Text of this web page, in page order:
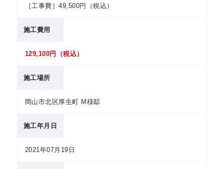
［工事費］49,500円（税込）
施工費用
129,100円（税込）
施工場所
岡山市北区厚生町 M様邸
施工年月日
2021年07月19日